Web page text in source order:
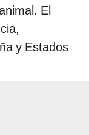
El
y Estados